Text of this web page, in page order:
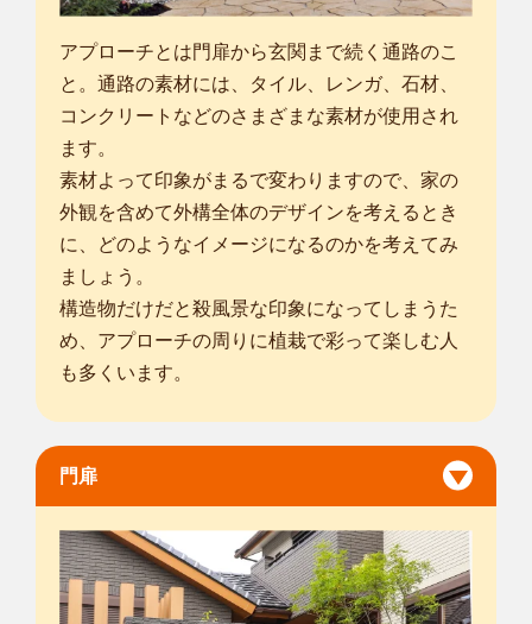
アプローチとは門扉から玄関まで続く通路のこ
と。通路の素材には、タイル、レンガ、石材、
コンクリートなどのさまざまな素材が使用され
ます。
素材よって印象がまるで変わりますので、家の
外観を含めて外構全体のデザインを考えるとき
に、どのようなイメージになるのかを考えてみ
ましょう。
構造物だけだと殺風景な印象になってしまうた
め、アプローチの周りに植栽で彩って楽しむ人
も多くいます。
門扉